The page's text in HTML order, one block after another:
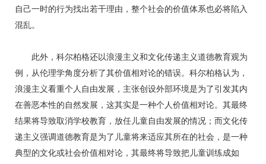
自己一时的行为找出若干理由，整个社会的价值体系也必将陷入
混乱。
此外，科尔柏格还以浪漫主义和文化传递主义道德教育观为
例，从伦理学角度分析了其价值相对论的错误。科尔柏格认为，
浪漫主义看重个人自由发展，主张创设外部环境是为了引发其内
在善恶本性的自然发展，这其实是一种个人价值相对论。其最终
结果将导致取消学校教育，放任儿童自由发展的情况；而文化传
递主义强调道德教育是为了儿童将来适应其所在的社会，是一种
典型的文化或社会价值相对论，其最终将导致把儿童训练成如